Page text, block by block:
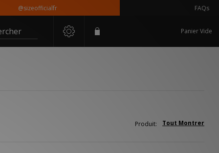
@sizeofficialfr FAQs
Panier Vide
Tout Montrer
Produit: